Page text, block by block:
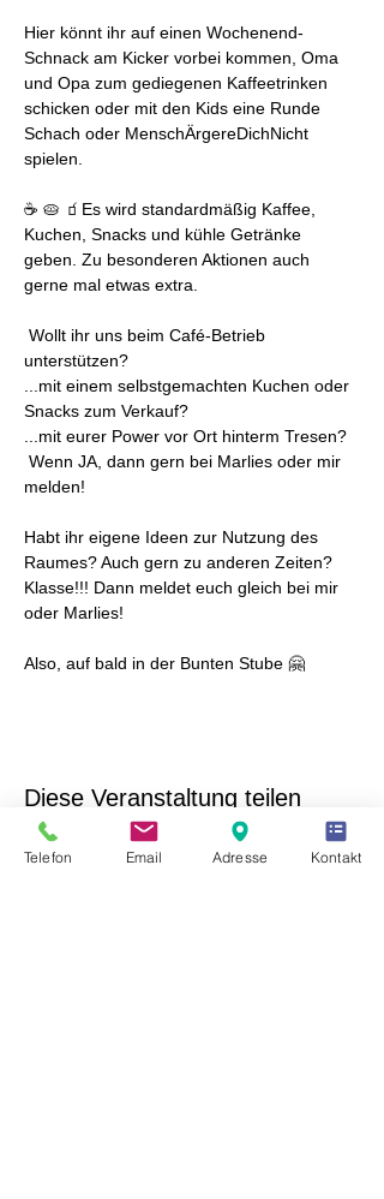
Hier könnt ihr auf einen Wochenend-
Schnack am Kicker vorbei kommen, Oma
und Opa zum gediegenen Kaffeetrinken
schicken oder mit den Kids eine Runde
Schach oder MenschÄrgereDichNicht
spielen.
☕ 🥧 🧃Es wird standardmäßig Kaffee,
Kuchen, Snacks und kühle Getränke
geben. Zu besonderen Aktionen auch
gerne mal etwas extra.
unterstützen?
...mit einem selbstgemachten Kuchen oder
Snacks zum Verkauf?
...mit eurer Power vor Ort hinterm Tresen?
melden!
Habt ihr eigene Ideen zur Nutzung des
Raumes? Auch gern zu anderen Zeiten?
Klasse!!! Dann meldet euch gleich bei mir
oder Marlies!
Also, auf bald in der Bunten Stube 🤗
Diese Veranstaltung teilen
Telefon Email Adresse Kontakt